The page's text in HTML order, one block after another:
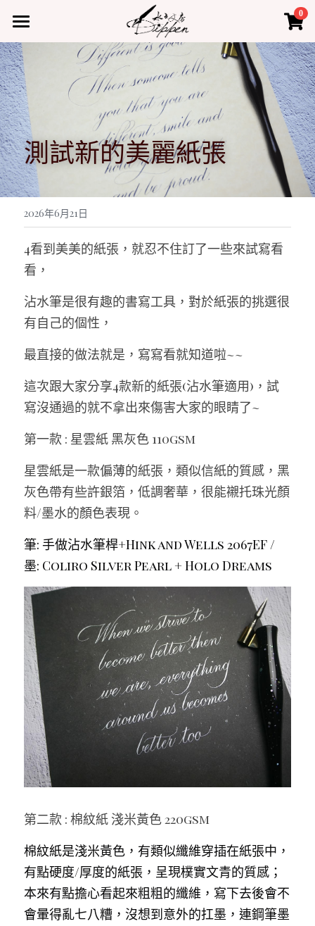
0
首頁
聯絡我們
測試新的美麗紙張
2026年6月21日
4看到美美的紙張，就忍不住訂了一些來試寫看
看，
沾水筆是很有趣的書寫工具，對於紙張的挑選很
有自己的個性，
最直接的做法就是，寫寫看就知道啦~~
這次跟大家分享4款新的紙張(沾水筆適用)，試
寫沒通過的就不拿出來傷害大家的眼睛了~
第一款 : 星雲紙 黑灰色 110gsm
星雲紙是一款偏薄的紙張，類似信紙的質感，黑
灰色帶有些許銀箔，低調奢華，很能襯托珠光顏
料/墨水的顏色表現。
筆: 手做沾水筆桿+Hink and Wells 2067EF /
墨: Coliro Silver Pearl + Holo Dreams
第二款 : 棉紋紙 淺米黃色 220gsm
棉紋紙是淺米黃色，有類似纖維穿插在紙張中，
有點硬度/厚度的紙張，呈現樸實文青的質感；
本來有點擔心看起來粗粗的纖維，寫下去後會不
會暈得亂七八糟，沒想到意外的扛墨，連鋼筆墨
×
商品分類
所有商品分類